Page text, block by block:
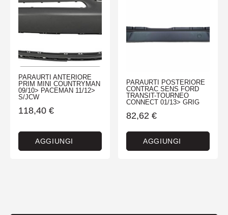
PARAURTI ANTERIORE
PRIM MINI COUNTRYMAN
09/10> PACEMAN 11/12>
S/JCW
118,40 €
AGGIUNGI
PARAURTI POSTERIORE
CONTRAC SENS FORD
TRANSIT-TOURNEO
CONNECT 01/13> GRIG
82,62 €
AGGIUNGI